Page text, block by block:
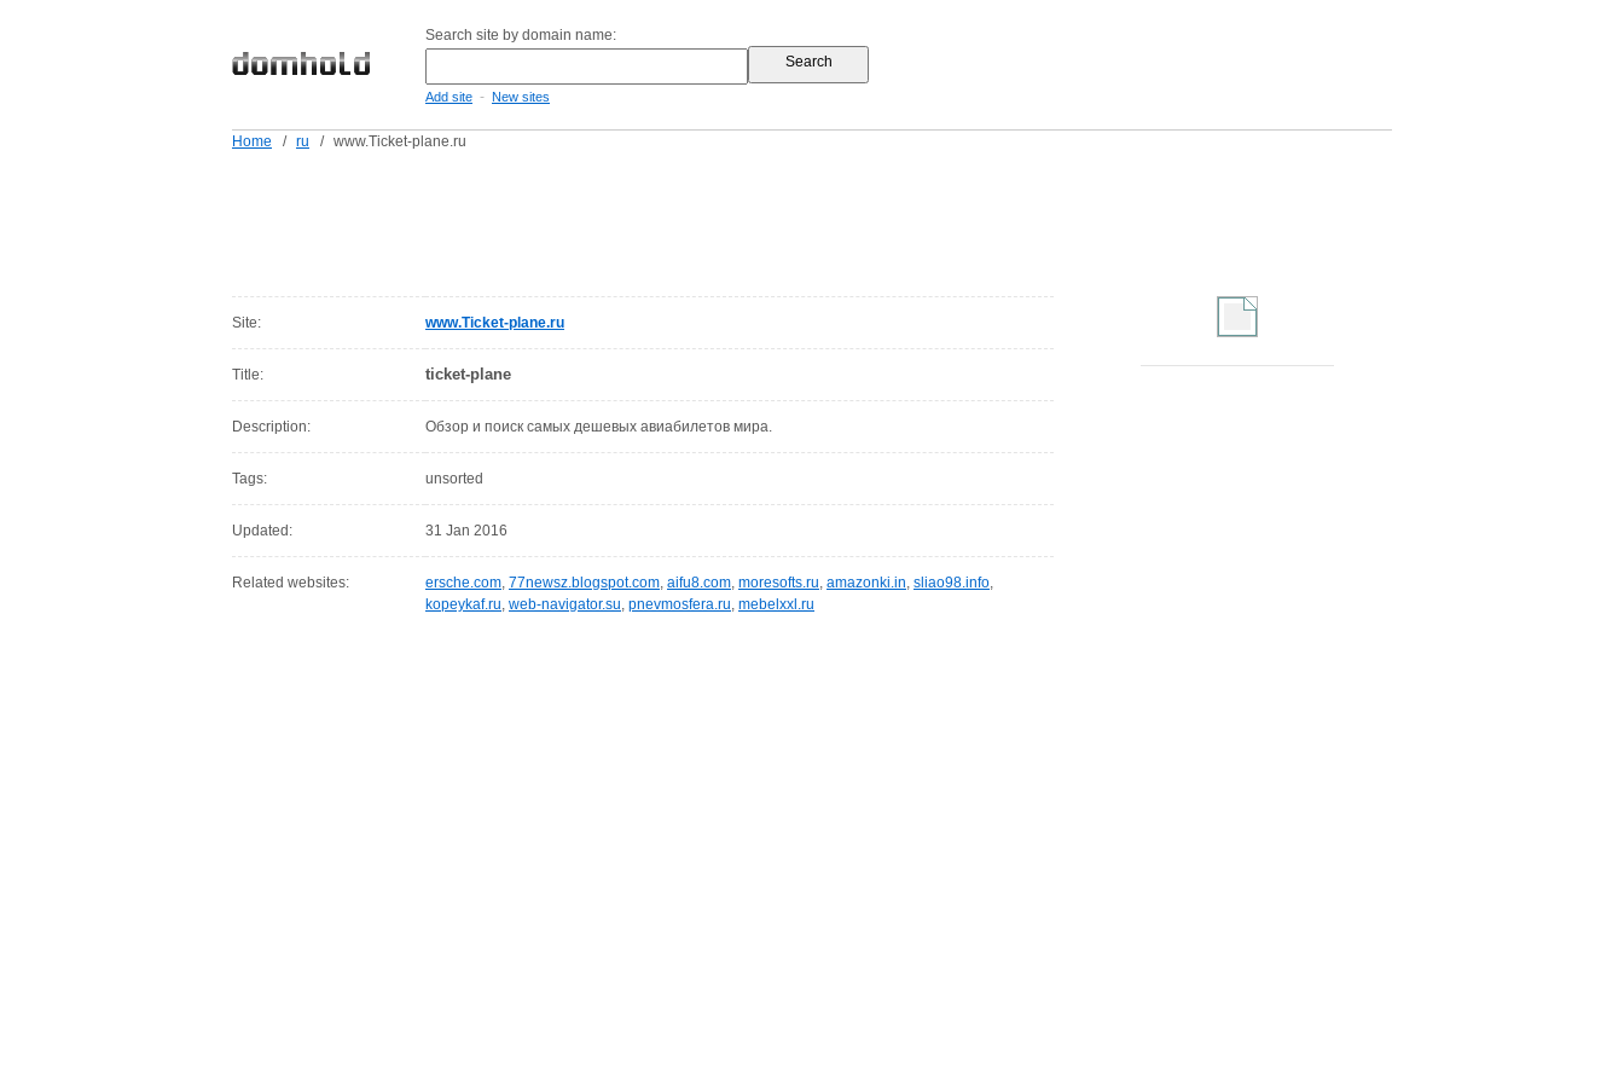
Search site by domain name:
Add site - New sites
Home / ru / www.Ticket-plane.ru
Site: www.Ticket-plane.ru
Title: ticket-plane
Description: Обзор и поиск самых дешевых авиабилетов мира.
Tags: unsorted
Updated: 31 Jan 2016
Related websites: ersche.com, 77newsz.blogspot.com, aifu8.com, moresofts.ru, amazonki.in, sliao98.info,
kopeykaf.ru, web-navigator.su, pnevmosfera.ru, mebelxxl.ru